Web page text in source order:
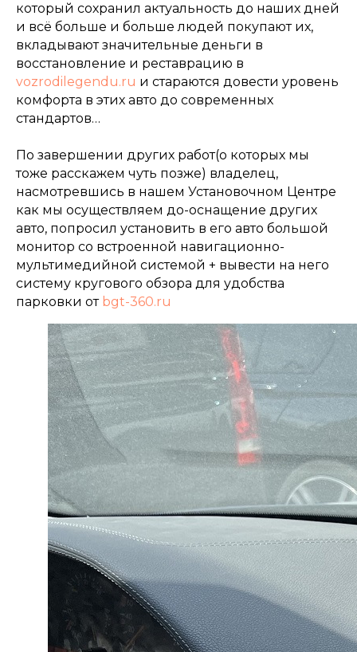
который сохранил актуальность до наших дней
и всё больше и больше людей покупают их,
вкладывают значительные деньги в
восстановление и реставрацию в
vozrodilegendu.ru и стараются довести уровень
комфорта в этих авто до современных
стандартов…
По завершении других работ(о которых мы
тоже расскажем чуть позже) владелец,
насмотревшись в нашем Установочном Центре
как мы осуществляем до-оснащение других
авто, попросил установить в его авто большой
монитор со встроенной навигационно-
мультимедийной системой + вывести на него
систему кругового обзора для удобства
парковки от bgt-360.ru